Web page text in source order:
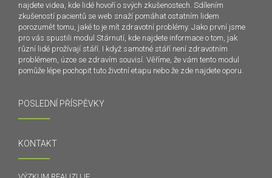
najdete videa, kde lidé hovoří o svých zkušenostech. Sdílením
zkušeností pacientů se web snaží pomáhat ostatním lidem
porozumět tomu, jaké to je mít zdravotní problémy. Jako první jsme
pro vás spustili modul Stárnutí, kde najdete informace o tom, jak
různí lidé prožívají stáří. I když samotné stáří není zdravotním
problémem, úzce se zdravím souvisí. Věříme, že vám tento modul
pomůže lépe pochopit tuto životní etapu nebo že zde najdete oporu.
POSLEDNÍ PŘÍSPĚVKY
KONTAKT